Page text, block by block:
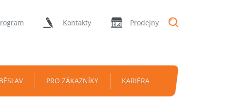
Kontakty Prodejny
PRO ZÁKAZNÍKY KARIÉRA